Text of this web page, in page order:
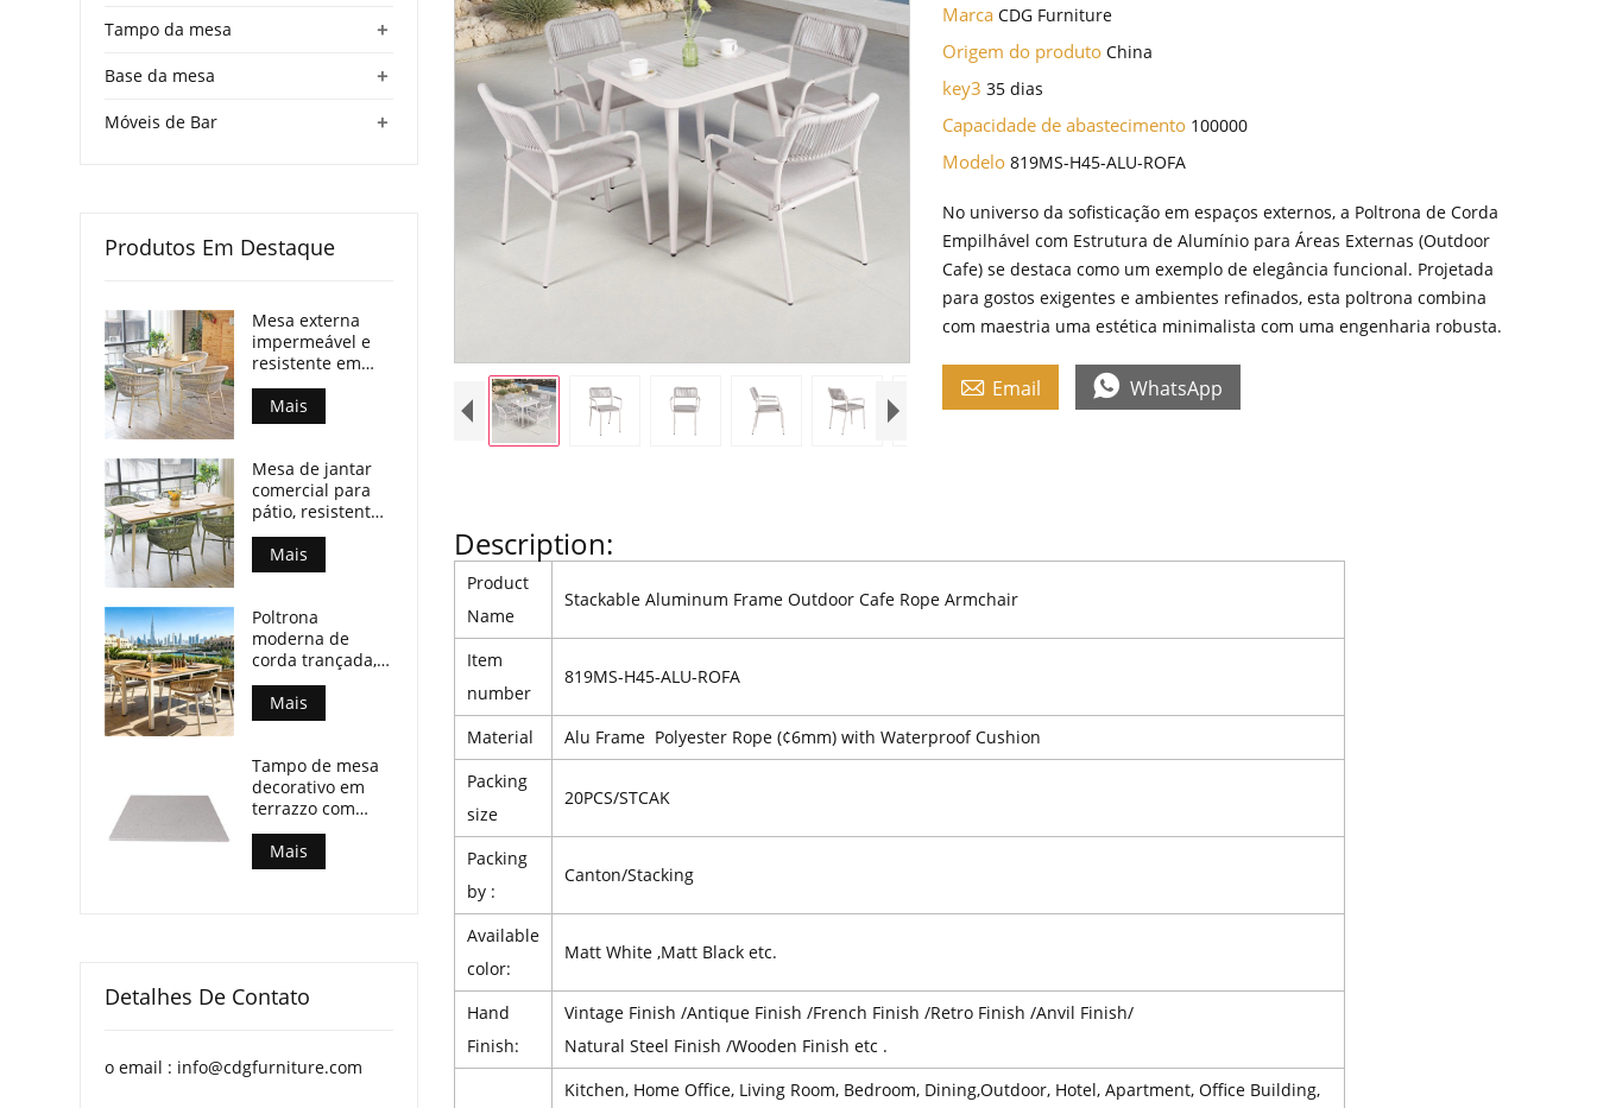
MarcaCDG Furniture
Origem do produtoChina
key335 dias
Capacidade de abastecimento 100000
Modelo819MS-H45-ALU-ROFA
No universo da sofisticação em espaços externos, a Poltrona de Corda
Empilhável com Estrutura de Alumínio para Áreas Externas (Outdoor
Cafe) se destaca como um exemplo de elegância funcional. Projetada
para gostos exigentes e ambientes refinados, esta poltrona combina
com maestria uma estética minimalista com uma engenharia robusta.
 Email  WhatsApp
Description:
Product
Name
Stackable Aluminum Frame Outdoor Cafe Rope Armchair
Item
number
819MS-H45-ALU-ROFA
Material
Alu Frame Polyester Rope (¢6mm) with Waterproof Cushion
Packing
size
20PCS/STCAK
Packing
by :
Canton/Stacking
Available
color:
Matt White ,Matt Black etc.
Hand
Finish:
Vintage Finish /Antique Finish /French Finish /Retro Finish /Anvil Finish/
Natural Steel Finish /Wooden Finish etc .
Kitchen, Home Office, Living Room, Bedroom, Dining,Outdoor, Hotel, Apartment, Office Building,
+
Tampo da mesa
+
Base da mesa
+
Móveis de Bar
Produtos Em Destaque
Mesa externa
impermeável e
resistente em
madeira
compensada com
pés de alumínio
comerciais.
Mais
Mesa de jantar
comercial para
pátio, resistente
às intempéries,
com tampo de
madeira
pés de alumínio.
Mais
Poltrona
moderna de
corda trançada,
resistente a
todas as
condições
espaços de
refeições ao ar
livre.
Mais
Tampo de mesa
decorativo em
terrazzo com
múltiplos
padrões para
mesas de centro
Mais
Detalhes De Contato
o email : info@cdgfurniture.com